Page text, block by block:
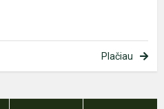
Plačiau